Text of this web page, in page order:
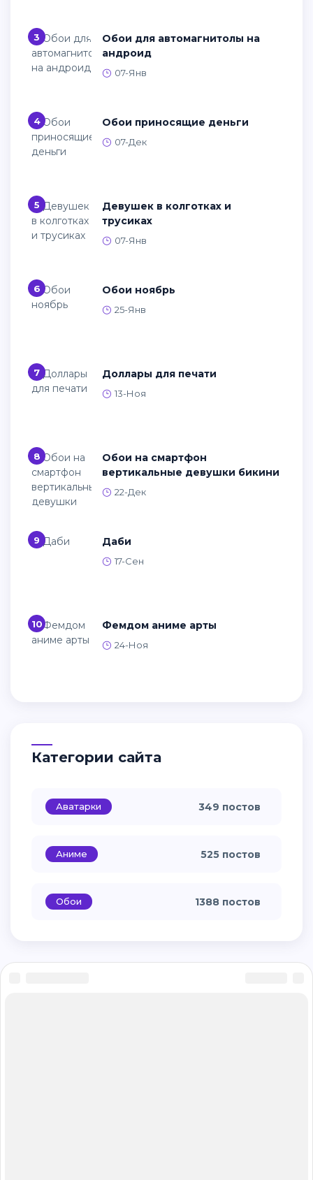
3
Обои для автомагнитолы на
андроид
07-Янв
4 Обои приносящие деньги
07-Дек
5
Девушек в колготках и
трусиках
07-Янв
6 Обои ноябрь
25-Янв
7 Доллары для печати
13-Ноя
8
Обои на смартфон
вертикальные девушки бикини
22-Дек
9 Даби
17-Сен
10 Фемдом аниме арты
24-Ноя
Категории сайта
Аватарки 349 постов
Аниме 525 постов
Обои 1388 постов